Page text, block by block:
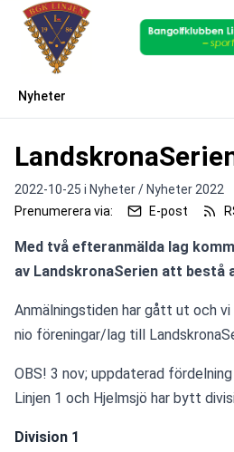
Nyheter
2022-10-25 i Nyheter / Nyheter 2022
Prenumerera via:
E-post
Med två efteranmälda lag
av LandskronaSerien att bestå
Anmälningstiden har gått ut och vi
nio föreningar/lag till
OBS! 3 nov; uppdaterad
Linjen 1 och Hjelmsjö har bytt
Division 1